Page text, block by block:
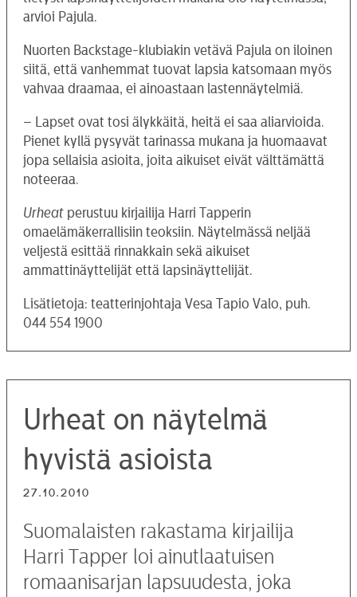
arvioi Pajula.
Nuorten Backstage-klubiakin vetävä Pajula on iloinen
siitä, että vanhemmat tuovat lapsia katsomaan myös
vahvaa draamaa, ei ainoastaan lastennäytelmiä.
– Lapset ovat tosi älykkäitä, heitä ei saa aliarvioida.
Pienet kyllä pysyvät tarinassa mukana ja huomaavat
jopa sellaisia asioita, joita aikuiset eivät välttämättä
noteeraa.
Urheat perustuu kirjailija Harri Tapperin
omaelämäkerrallisiin teoksiin. Näytelmässä neljää
veljestä esittää rinnakkain sekä aikuiset
ammattinäyttelijät että lapsinäyttelijät.
Lisätietoja: teatterinjohtaja Vesa Tapio Valo, puh.
044 554 1900
Urheat on näytelmä
hyvistä asioista
27.10.2010
Suomalaisten rakastama kirjailija
Harri Tapper loi ainutlaatuisen
romaanisarjan lapsuudesta, joka